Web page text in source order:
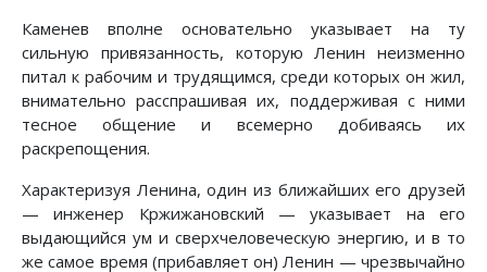
Каменев вполне основательно указывает на ту
сильную привязанность, которую Ленин неизменно
питал к рабочим и трудящимся, среди которых он жил,
внимательно расспрашивая их, поддерживая с ними
тесное общение и всемерно добиваясь их
раскрепощения.
Характеризуя Ленина, один из ближайших его друзей
— инженер Кржижановский — указывает на его
выдающийся ум и сверхчеловеческую энергию, и в то
же самое время (прибавляет он) Ленин — чрезвычайно